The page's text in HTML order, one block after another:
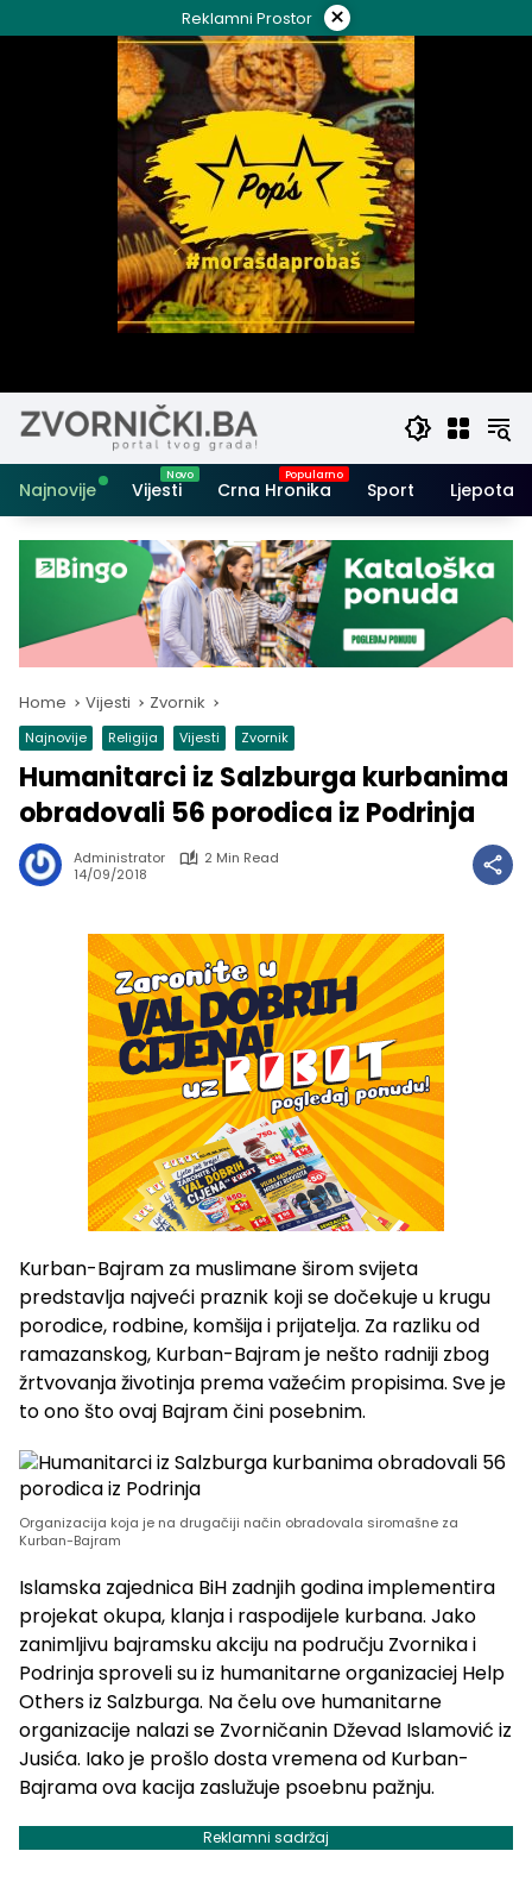
to
Reklamni Prostor ×
Najnovije Vijesti Crna Hronika Sport Ljepota i
Home Vijesti Zvornik
Najnovije Religija Vijesti Zvornik
Humanitarci iz Salzburga kurbanima
obradovali 56 porodica iz Podrinja
Administrator
2 Min Read
14/09/2018
Kurban-Bajram za muslimane širom svijeta
predstavlja najveći praznik koji se dočekuje u krugu
porodice, rodbine, komšija i prijatelja. Za razliku od
ramazanskog, Kurban-Bajram je nešto radniji zbog
žrtvovanja životinja prema važećim propisima. Sve je
to ono što ovaj Bajram čini posebnim.
Organizacija koja je na drugačiji način obradovala siromašne za
Kurban-Bajram
Islamska zajednica BiH zadnjih godina implementira
projekat okupa, klanja i raspodijele kurbana. Jako
zanimljivu bajramsku akciju na području Zvornika i
Podrinja sproveli su iz humanitarne organizaciej Help
Others iz Salzburga. Na čelu ove humanitarne
organizacije nalazi se Zvorničanin Dževad Islamović iz
Jusića. Iako je prošlo dosta vremena od Kurban-
Bajrama ova kacija zaslužuje psoebnu pažnju.
Reklamni sadržaj